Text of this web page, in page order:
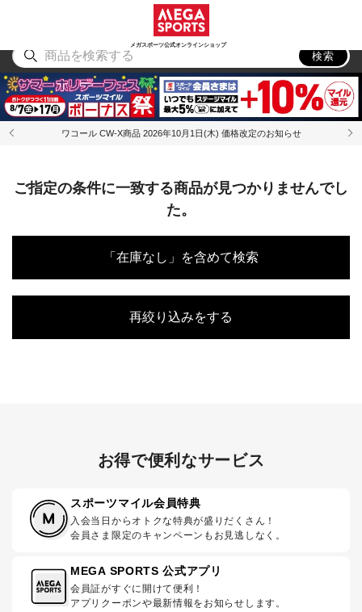
メガスポーツ公式オンラインショップ
アウトドア
検索
ワコール CW-X商品 2026年10月1日(木) 価格改定のお知らせ
ご指定の条件に一致する商品が見つかりませんでし
た。
「在庫なし」を含めて検索
再絞り込みをする
お得で便利なサービス
スポーツマイル会員特典
入会当日からオトクな特典が盛りだくさん！
会員さま限定のキャンペーンもお見逃しなく。
MEGA SPORTS 公式アプリ
会員証がすぐに開けて便利！
アプリクーポンや最新情報をお知らせします。